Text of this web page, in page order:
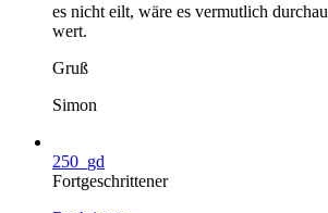
es nicht eilt, wäre es vermutlich
wert.
Gruß
Simon
250_gd
Fortgeschrittener